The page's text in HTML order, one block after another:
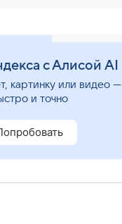
с Алисой AI
картинку или видео —
и точно